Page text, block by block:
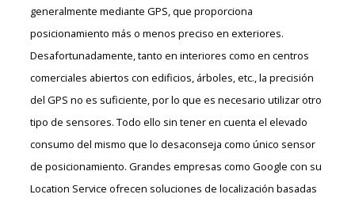
generalmente mediante GPS, que proporciona
posicionamiento más o menos preciso en exteriores.
Desafortunadamente, tanto en interiores como en centros
comerciales abiertos con edificios, árboles, etc., la precisión
del GPS no es suficiente, por lo que es necesario utilizar otro
tipo de sensores. Todo ello sin tener en cuenta el elevado
consumo del mismo que lo desaconseja como único sensor
de posicionamiento. Grandes empresas como Google con su
Location Service ofrecen soluciones de localización basadas